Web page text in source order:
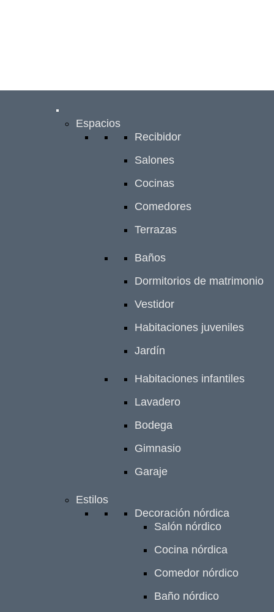
Espacios
Recibidor
Salones
Cocinas
Comedores
Terrazas
Baños
Dormitorios de matrimonio
Vestidor
Habitaciones juveniles
Jardín
Habitaciones infantiles
Lavadero
Bodega
Gimnasio
Garaje
Estilos
Decoración nórdica
Salón nórdico
Cocina nórdica
Comedor nórdico
Baño nórdico